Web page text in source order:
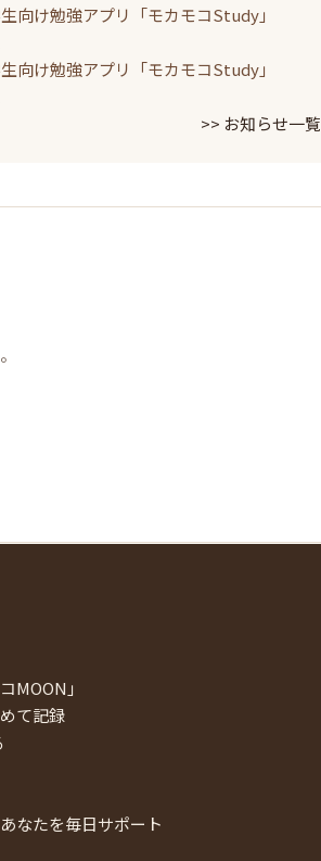
向け勉強アプリ「モカモコStudy」
向け勉強アプリ「モカモコStudy」
>> お知らせ一覧
MOON」
て記録
なたを毎日サポート